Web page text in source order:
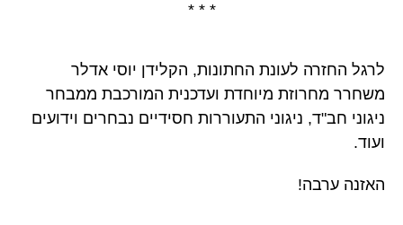
* * *
לרגל החזרה לעונת החתונות, הקלידן יוסי אדלר
משחרר מחרוזת מיוחדת ועדכנית המורכבת ממבחר
ניגוני חב"ד, ניגוני התעוררות חסידיים נבחרים וידועים
ועוד.
האזנה ערבה!